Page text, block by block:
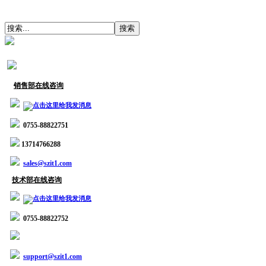
销售部在线咨询
0755-88822751
13714766288
sales@szit1.com
技术部在线咨询
0755-88822752
support@szit1.com